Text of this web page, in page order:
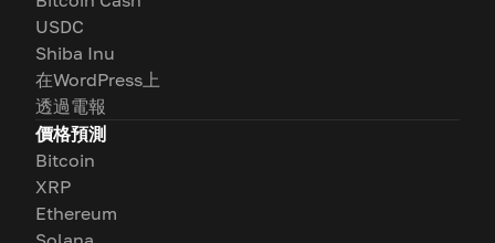
USDC
Shiba Inu
在WordPress上
透過電報
價格預測
Bitcoin
XRP
Ethereum